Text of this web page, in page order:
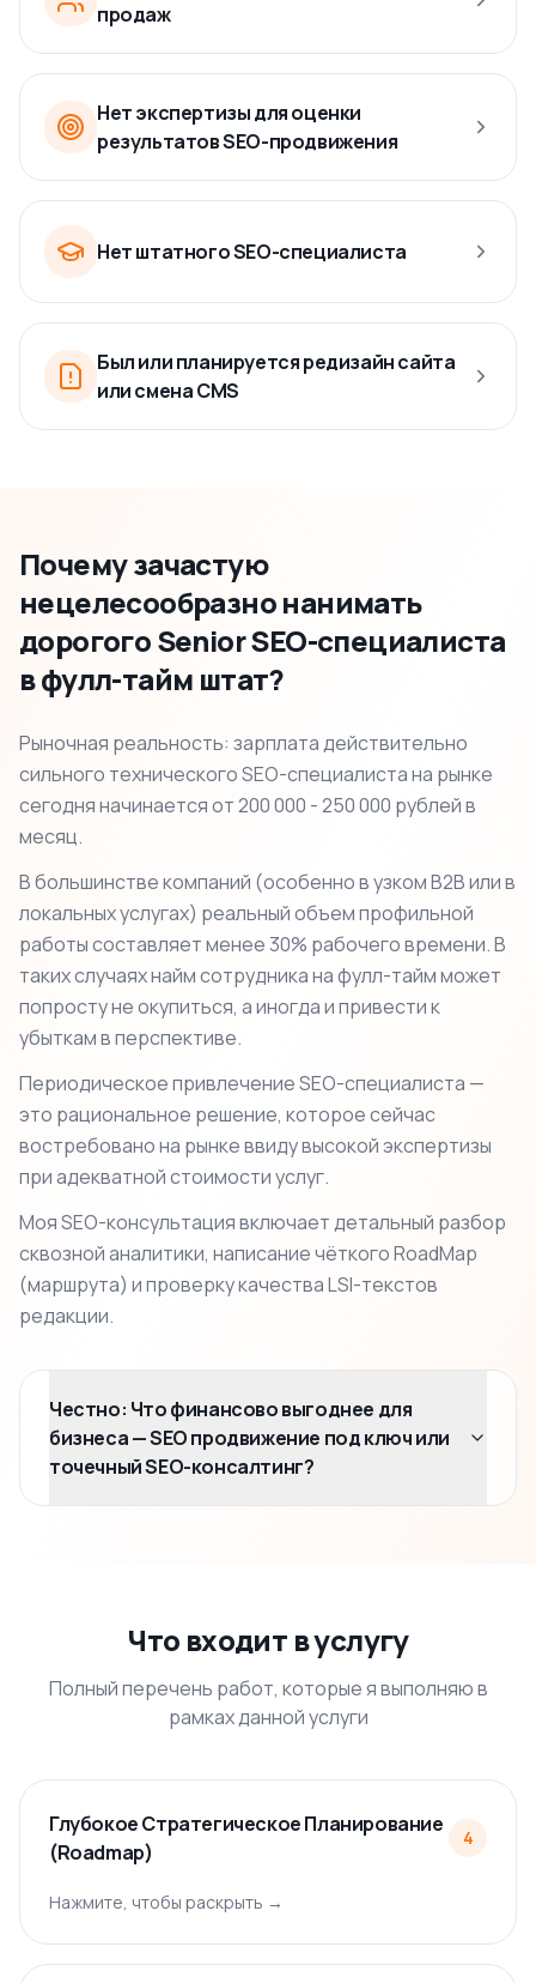
продаж
Нет экспертизы для оценки
результатов SEO-продвижения
Нет штатного SEO-специалиста
Был или планируется редизайн сайта
или смена CMS
Почему зачастую
нецелесообразно нанимать
дорогого Senior SEO-специалиста
в фулл-тайм штат?
Рыночная реальность: зарплата действительно
сильного технического SEO-специалиста на рынке
сегодня начинается от 200 000 - 250 000 рублей в
месяц.
В большинстве компаний (особенно в узком B2B или в
локальных услугах) реальный объем профильной
работы составляет менее 30% рабочего времени. В
таких случаях найм сотрудника на фулл-тайм может
попросту не окупиться, а иногда и привести к
убыткам в перспективе.
Периодическое привлечение SEO-специалиста —
это рациональное решение, которое сейчас
востребовано на рынке ввиду высокой экспертизы
при адекватной стоимости услуг.
Моя SEO-консультация включает детальный разбор
сквозной аналитики, написание чёткого RoadMap
(маршрута) и проверку качества LSI-текстов
редакции.
Честно: Что финансово выгоднее для
бизнеса — SEO продвижение под ключ или
точечный SEO-консалтинг?
Что входит в услугу
Полный перечень работ, которые я выполняю в
рамках данной услуги
Глубокое Стратегическое Планирование
(Roadmap)
4
Нажмите, чтобы раскрыть →